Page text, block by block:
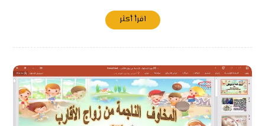
اقرأ أكثر